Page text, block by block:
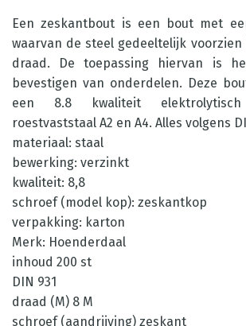
Een zeskantbout is een bout met
waarvan de steel gedeeltelijk
draad. De toepassing hiervan is
bevestigen van onderdelen. Deze
een 8.8 kwaliteit
roestvaststaal A2 en A4. Alles volgens
materiaal: staal
bewerking: verzinkt
kwaliteit: 8,8
schroef (model kop): zeskantkop
verpakking: karton
Merk: Hoenderdaal
inhoud 200 st
DIN 931
draad (M) 8 M
schroef (aandrijving) zeskant